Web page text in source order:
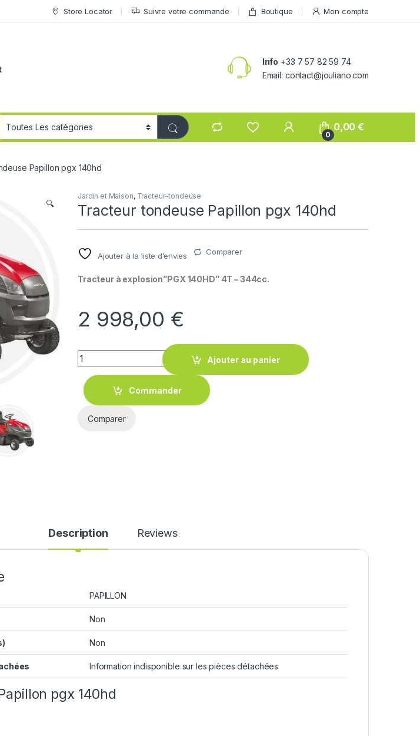
Store Locator Suivre votre commande Boutique Mon compte
Info +33 7 57 82 59 74
Email: contact@jouliano.com
0
0,00€
Papillon pgx 140hd
🔍
Jardin et Maison, Tracteur-tondeuse
Tracteur tondeuse Papillon pgx 140hd
Ajouter à la liste d’envies Comparer
Tracteur à explosion”PGX 140HD” 4T – 344cc.
2 998,00 €
Quantity
Ajouter au panier
Commander
Comparer
Description Reviews
‎PAPILLON
‎Non
‎Non
‎Information indisponible sur les pièces détachées
pgx 140hd